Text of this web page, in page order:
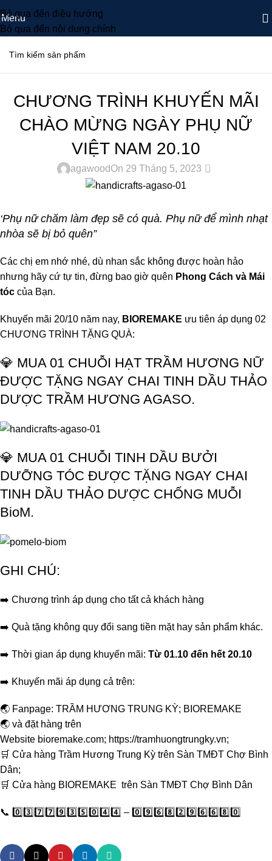
Bỏ qua đến điều hướng
Bỏ qua đến nội dung chính
Menu
CHƯƠNG TRÌNH KHUYẾN MÃI
CHÀO MỪNG NGÀY PHỤ NỮ
VIỆT NAM 20.10
agawoodOn 29 Tháng 5, 2023 0
‘Phụ nữ chăm làm đẹp sẽ có quà. Phụ nữ để mình nhạt
nhòa sẽ bị bỏ quên”
Các chị em nhớ nhé, dù nhan sắc không được hoàn hảo
nhưng hãy cứ tự tin, đừng bao giờ quên Phong Cách và Mái
tóc của Bạn.
Khuyến mãi 20/10 năm nay, BIOREMAKE ưu tiên áp dụng 02
CHƯƠNG TRÌNH TẶNG QUÀ:
💎 MUA 01 CHUỖI HẠT TRẦM HƯƠNG NỮ
ĐƯỢC TẶNG NGAY CHAI TINH DẦU THẢO
DƯỢC TRẦM HƯƠNG AGASO.
💎 MUA 01 CHUỖI TINH DẦU BƯỞI
DƯỠNG TÓC ĐƯỢC TẶNG NGAY CHAI
TINH DẦU THẢO DƯỢC CHỐNG MUỖI
BioM.
GHI CHÚ:
➡️ Chương trình áp dụng cho tất cả khách hàng
➡️ Quà tặng không quy đổi sang tiền mặt hay sản phẩm khác.
➡️ Thời gian áp dụng khuyến mãi: Từ 01.10 đến hết 20.10
➡️ Khuyến mãi áp dụng cả trên:
🌏 Fanpage: TRẦM HƯƠNG TRUNG KỲ; BIOREMAKE
🌏 và đặt hàng trên
Website bioremake.com; https://tramhuongtrungky.vn;
🛒 Cửa hàng Trầm Hương Trung Kỳ trên Sàn TMĐT Chợ Bình
Dân;
🛒 Cửa hàng BIOREMAKE trên Sàn TMĐT Chợ Bình Dân
📞 0️⃣3️⃣7️⃣7️⃣9️⃣3️⃣5️⃣0️⃣4️⃣4️⃣ – 0️⃣9️⃣6️⃣8️⃣2️⃣9️⃣6️⃣6️⃣8️⃣0️⃣